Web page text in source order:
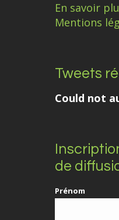
En savoir
Mentions
Tweets
Could not
de
Prénom